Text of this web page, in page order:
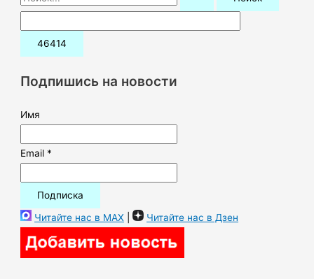
о
и
:Подпишись на новости
Имя
Email *
Читайте нас в MAX | Читайте нас в Дзен